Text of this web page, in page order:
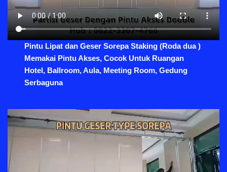
Pintu Lipat dan Geser Sorepa Staking (Roda dua )
Memakai Pintu Akses, Cocok Untuk Ruangan
Hotel, Ballroom, Aula, Meeting Room, Gedung
Serbaguna